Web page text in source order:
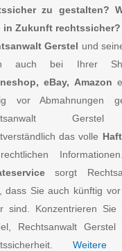
zu gestalten?
in Zukunft rechtssicher?
Gerstel und
auch bei Ihrer
eBay, Amazon
vor Abmahnungen
Gerstel
das volle
sorgt
dass Sie auch künftig vor
sind. Konzentrieren
Rechtsanwalt
Weitere